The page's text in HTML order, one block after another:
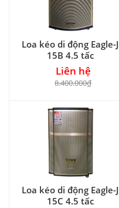
Loa kéo di động Eagle-J
15B 4.5 tấc
Liên hệ
8.400.000₫
Loa kéo di động Eagle-J
15C 4.5 tấc